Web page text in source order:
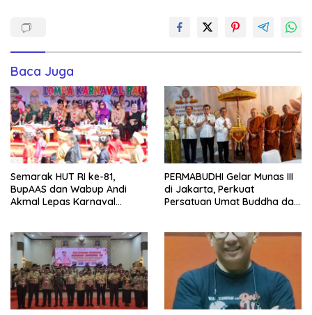
Baca Juga
Semarak HUT RI ke-81,
BupAAS dan Wabup Andi
Akmal Lepas Karnaval
PERMABUDHI Gelar Munas III
di Jakarta, Perkuat
Persatuan Umat Buddha dan